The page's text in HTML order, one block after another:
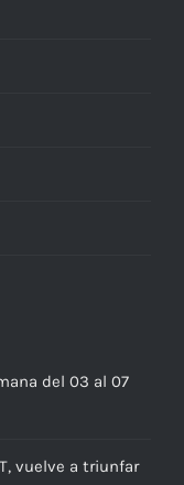
del 03 al 07
vuelve a triunfar